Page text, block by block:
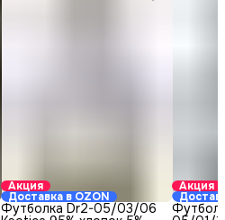
Акция
Доставка в OZON
Футболка Dr2-05/03/06
Акция